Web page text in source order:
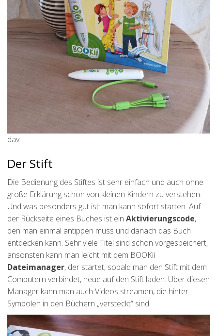
dav
Der Stift
Die Bedienung des Stiftes ist sehr einfach und auch ohne
große Erklärung schon von kleinen Kindern zu verstehen.
Und was besonders gut ist: man kann sofort starten. Auf
der Rückseite eines Buches ist ein Aktivierungscode,
den man einmal antippen muss und danach das Buch
entdecken kann. Sehr viele Titel sind schon vorgespeichert,
ansonsten kann man leicht mit dem BOOKii
Dateimanager, der startet, sobald man den Stift mit dem
Computern verbindet, neue auf den Stift laden. Über diesen
Manager kann man auch Videos streamen, die hinter
Symbolen in den Büchern „versteckt“ sind.